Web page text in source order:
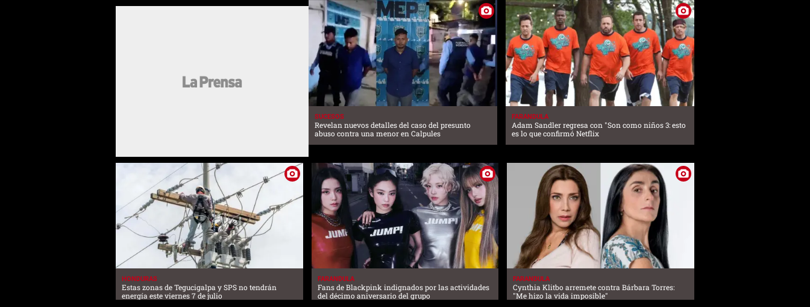
SUCESOS
Revelan nuevos detalles del caso del presunto
abuso contra una menor en Calpules
FARANDULA
Adam Sandler regresa con "Son como niños 3: esto
es lo que confirmó Netflix
HONDURAS
Estas zonas de Tegucigalpa y SPS no tendrán
energía este viernes 7 de julio
FARANDULA
Fans de Blackpink indignados por las actividades
del décimo aniversario del grupo
FARANDULA
Cynthia Klitbo arremete contra Bárbara Torres:
"Me hizo la vida imposible"